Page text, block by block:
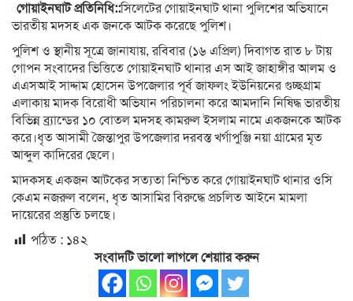
গোয়াইনঘাট প্রতিনিধি::সিলেটের গোয়াইনঘাট থানা পুলিশের অভিযানে
ভারতীয় মদসহ এক জনকে আটক করেছে পুলিশ।
পুলিশ ও স্থানীয় সূত্রে জানাযায়, রবিবার (১৬ এপ্রিল) দিবাগত রাত ৮ টায়
গোপন সংবাদের ভিত্তিতে গোয়াইনঘাট থানার এস আই জাহাঙ্গীর আলম ও
এএসআই সাদ্দাম হোসেন উপজেলার পূর্ব জাফলং ইউনিয়নের গুচ্ছগ্রাম
এলাকায় মাদক বিরোধী অভিযান পরিচালনা করে আমদানি নিষিদ্ধ ভারতীয়
বিভিন্ন ব্র্যান্ডের ১০ বোতল মদসহ কামরুল ইসলাম নামে একজনকে আটক
করে।ধৃত আসামী জৈন্তাপুর উপজেলার দরবস্ত খর্গাপুঞ্জি নয়া গ্রামের মৃত
আব্দুল কাদিরের ছেলে।
মাদকসহ একজন আটকের সত্যতা নিশ্চিত করে গোয়াইনঘাট থানার ওসি
কেএম নজরুল বলেন, ধৃত আসামির বিরুদ্ধে প্রচলিত আইনে মামলা
দায়েরের প্রস্তুতি চলছে।
পঠিত : ১৪২
সংবাদটি ভালো লাগলে শেয়াার করুন